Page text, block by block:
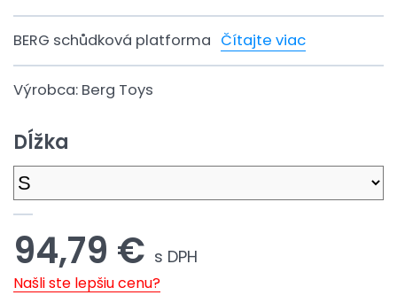
BERG schůdková platforma Čítajte viac
Výrobca: Berg Toys
Dĺžka
94,79 € s DPH
Našli ste lepšiu cenu?